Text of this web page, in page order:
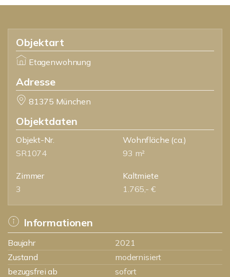
Objektart
Etagenwohnung
Adresse
81375 München
Objektdaten
Objekt-Nr.
SR1074
Wohnfläche (ca.)
93 m²
Zimmer
3
Kaltmiete
1.765,- €
Informationen
Baujahr
2021
Zustand
modernisiert
bezugsfrei ab
sofort